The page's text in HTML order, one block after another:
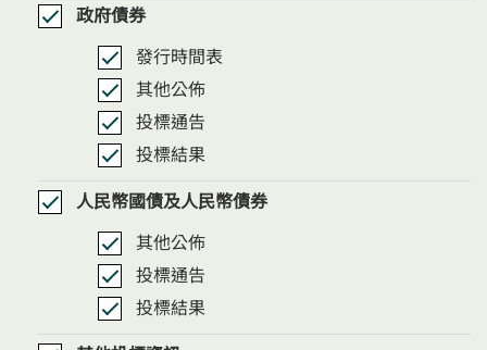
政府債券
發行時間表
其他公佈
投標通告
投標結果
人民幣國債及人民幣債券
其他公佈
投標通告
投標結果